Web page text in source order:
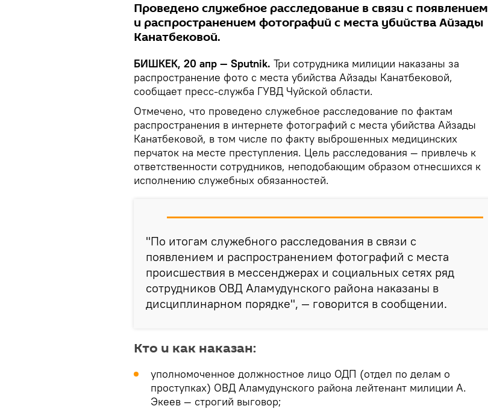
Проведено служебное расследование в связи с появлением
и распространением фотографий с места убийства Айзады
Канатбековой.
БИШКЕК, 20 апр — Sputnik. Три сотрудника милиции наказаны за
распространение фото с места убийства Айзады Канатбековой,
сообщает пресс-служба ГУВД Чуйской области.
Отмечено, что проведено служебное расследование по фактам
распространения в интернете фотографий с места убийства Айзады
Канатбековой, в том числе по факту выброшенных медицинских
перчаток на месте преступления. Цель расследования — привлечь к
ответственности сотрудников, неподобающим образом отнесшихся к
исполнению служебных обязанностей.
"По итогам служебного расследования в связи с
появлением и распространением фотографий с места
происшествия в мессенджерах и социальных сетях ряд
сотрудников ОВД Аламудунского района наказаны в
дисциплинарном порядке", — говорится в сообщении.
Кто и как наказан:
уполномоченное должностное лицо ОДП (отдел по делам о
проступках) ОВД Аламудунского района лейтенант милиции А.
Экеев — строгий выговор;